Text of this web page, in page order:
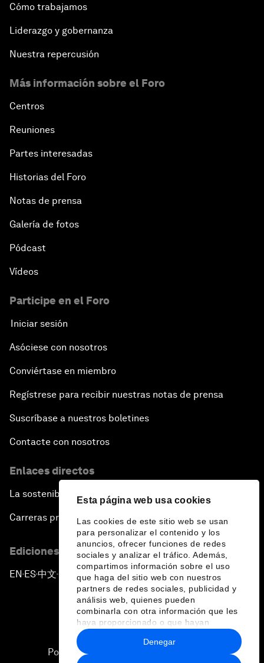
Esta página web usa cookies
Las cookies de este sitio web se usan
para personalizar el contenido y los
anuncios, ofrecer funciones de redes
sociales y analizar el tráfico. Además,
compartimos información sobre el uso
que haga del sitio web con nuestros
partners de redes sociales, publicidad y
análisis web, quienes pueden
combinarla con otra información que les
haya proporcionado o que hayan
recopilado a partir del uso que haya
hecho de sus servicios.
Denegar
Cómo trabajamos
Liderazgo y gobernanza
Nuestra repercusión
Más información sobre el Foro
Centros
Reuniones
Partes interesadas
Historias del Foro
Notas de prensa
Galería de fotos
Pódcast
Vídeos
Participe en el Foro
Iniciar sesión
Asóciese con nosotros
Conviértase en miembro
Regístrese para recibir nuestras notas de prensa
Suscríbase a nuestros boletines
Contacte con nosotros
Enlaces directos
La sostenibilidad en el Foro
Carreras profesionales
Ediciones en otros idiomas
EN ▪ES▪中文▪ 日本語
Política de privacidad y normas de uso